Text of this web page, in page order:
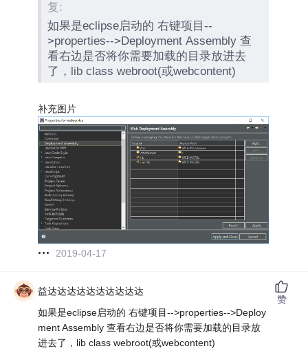
复:
如果是eclipse启动的 右键项目--
>properties-->Deployment Assembly 查
看右边是否将你需要加载的目录放进去
了，lib class webroot(或webcontent)
补充图片
2019-04-17
益达达达达达达达达达达
如果是eclipse启动的 右键项目-->properties-->Deploy
ment Assembly 查看右边是否将你需要加载的目录放
进去了，lib class webroot(或webcontent)
赞